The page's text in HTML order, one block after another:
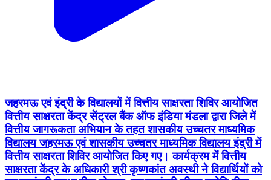
जहरमऊ एवं इंद्री के विद्यालयों में वित्तीय साक्षरता शिविर आयोजित
वित्तीय साक्षरता केंद्र सेंट्रल बैंक ऑफ इंडिया मंडला द्वारा जिले में
वित्तीय जागरूकता अभियान के तहत शासकीय उच्चतर माध्यमिक
विद्यालय जहरमऊ एवं शासकीय उच्चतर माध्यमिक विद्यालय इंद्री में
वित्तीय साक्षरता शिविर आयोजित किए गए। कार्यक्रम में वित्तीय
साक्षरता केंद्र के अधिकारी श्री कृष्णकांत अवस्थी ने विद्यार्थियों को